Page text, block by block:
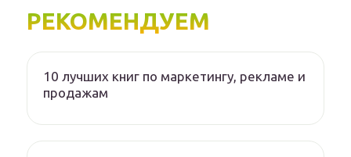
РЕКОМЕНДУЕМ
10 лучших книг по маркетингу, рекламе и
продажам